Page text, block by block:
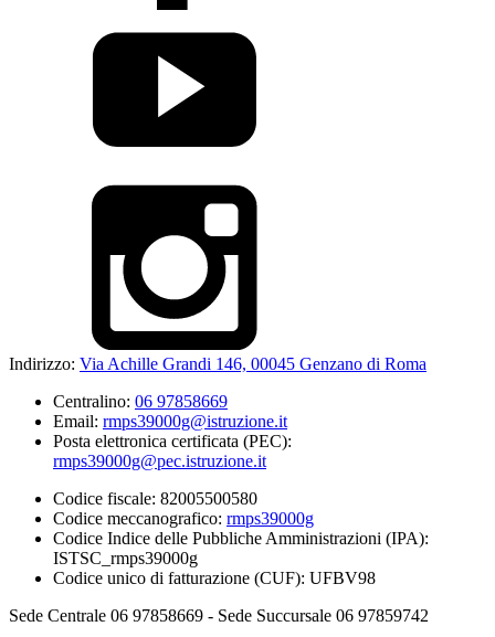
Indirizzo: Via Achille Grandi 146, 00045 Genzano di Roma
Centralino: 06 97858669
Email: rmps39000g@istruzione.it
Posta elettronica certificata (PEC):
rmps39000g@pec.istruzione.it
Codice fiscale: 82005500580
Codice meccanografico: rmps39000g
Codice Indice delle Pubbliche Amministrazioni (IPA):
ISTSC_rmps39000g
Codice unico di fatturazione (CUF): UFBV98
Sede Centrale 06 97858669 - Sede Succursale 06 97859742